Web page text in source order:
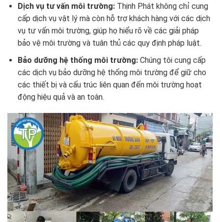
Dịch vụ tư vấn môi trường:Thịnh Phát không chỉ cung
cấp dịch vụ vật lý mà còn hỗ trợ khách hàng với các dịch
vụ tư vấn môi trường, giúp họ hiểu rõ về các giải pháp
bảo vệ môi trường và tuân thủ các quy định pháp luật.
Bảo dưỡng hệ thống môi trường:Chúng tôi cung cấp
các dịch vụ bảo dưỡng hệ thống môi trường để giữ cho
các thiết bị và cấu trúc liên quan đến môi trường hoạt
động hiệu quả và an toàn.